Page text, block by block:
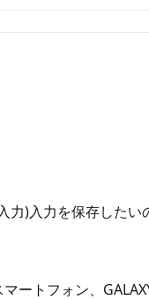
)入力を保存したい
ートフォン、